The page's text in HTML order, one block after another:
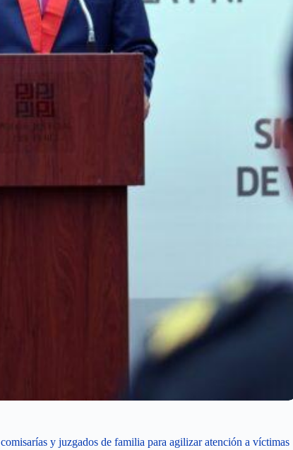
y juzgados de familia para agilizar atención a víctimas